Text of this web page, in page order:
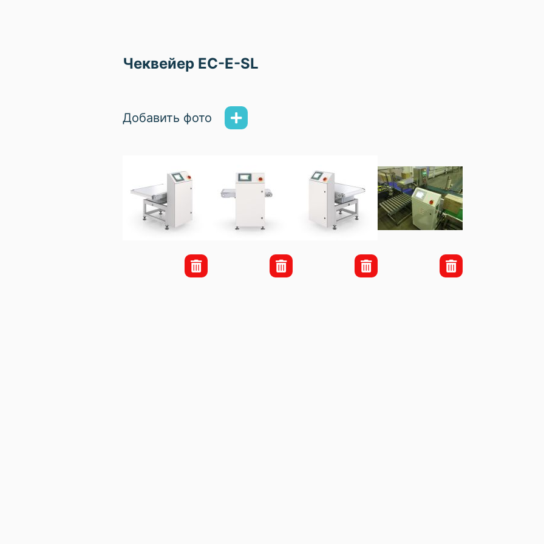
Чеквейер EC-E-SL
Добавить фото